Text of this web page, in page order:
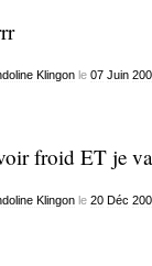
Klingonle 07 Juin
froid ET je
Klingonle 20 Déc